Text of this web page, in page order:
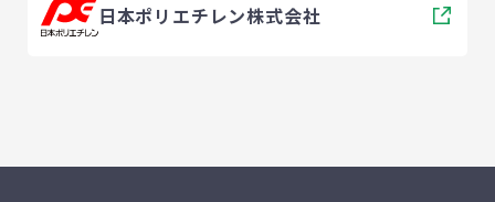
日本ポリエチレン株式会社